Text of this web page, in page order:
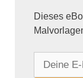
Dieses